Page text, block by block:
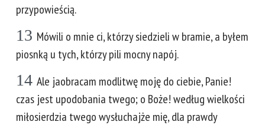
przypowieścią.
13 Mówili o mnie ci, którzy siedzieli w bramie, a byłem
piosnką u tych, którzy pili mocny napój.
14 Ale jaobracam modlitwę moję do ciebie, Panie!
czas jest upodobania twego; o Boże! według wielkości
miłosierdzia twego wysłuchajże mię, dla prawdy